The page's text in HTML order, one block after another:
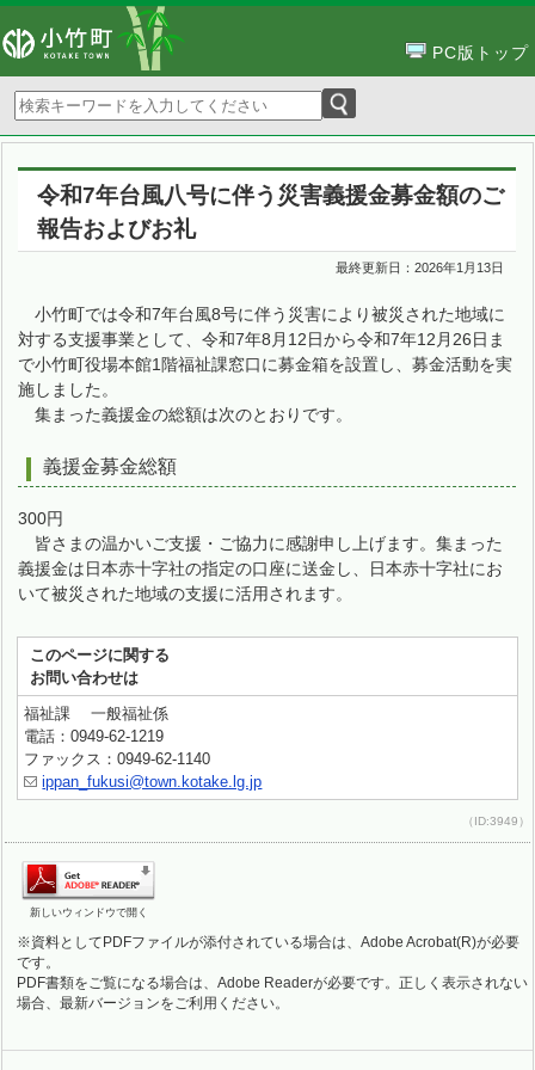
PC版トップ
令和7年台風八号に伴う災害義援金募金額のご
報告およびお礼
最終更新日：2026年1月13日
小竹町では令和7年台風8号に伴う災害により被災された地域に
対する支援事業として、令和7年8月12日から令和7年12月26日ま
で小竹町役場本館1階福祉課窓口に募金箱を設置し、募金活動を実
施しました。
集まった義援金の総額は次のとおりです。
義援金募金総額
300円
皆さまの温かいご支援・ご協力に感謝申し上げます。集まった
義援金は日本赤十字社の指定の口座に送金し、日本赤十字社にお
いて被災された地域の支援に活用されます。
このページに関する
お問い合わせは
福祉課 一般福祉係
電話：0949-62-1219
ファックス：0949-62-1140
ippan_fukusi@town.kotake.lg.jp
（ID:3949）
新しいウィンドウで開く
※資料としてPDFファイルが添付されている場合は、Adobe Acrobat(R)が必要
です。
PDF書類をご覧になる場合は、Adobe Readerが必要です。正しく表示されない
場合、最新バージョンをご利用ください。